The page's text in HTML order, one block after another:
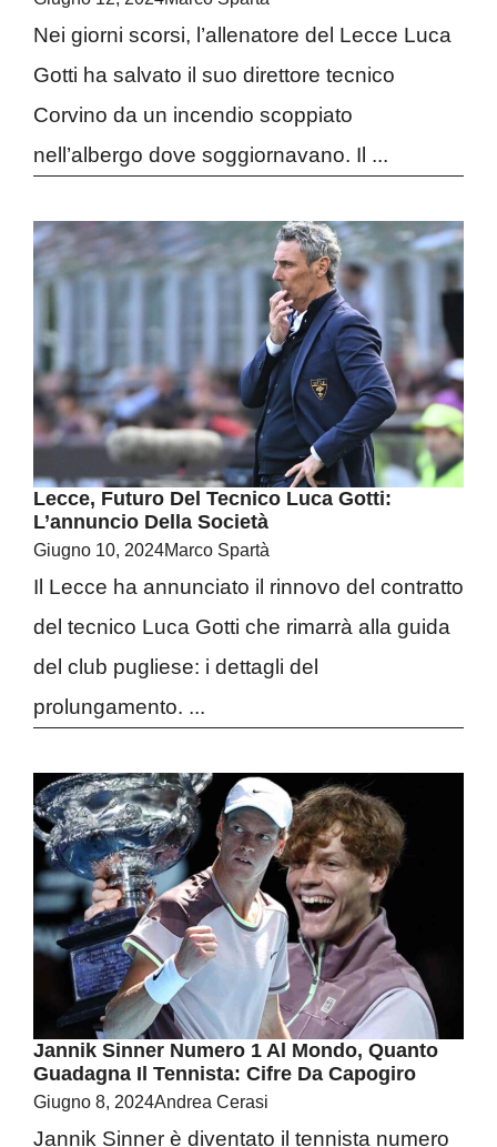
Nei giorni scorsi, l’allenatore del Lecce Luca
Gotti ha salvato il suo direttore tecnico
Corvino da un incendio scoppiato
nell’albergo dove soggiornavano. Il ...
Lecce, Futuro Del Tecnico Luca Gotti:
L’annuncio Della Società
Giugno 10, 2024Marco Spartà
Il Lecce ha annunciato il rinnovo del contratto
del tecnico Luca Gotti che rimarrà alla guida
del club pugliese: i dettagli del
prolungamento. ...
Jannik Sinner Numero 1 Al Mondo, Quanto
Guadagna Il Tennista: Cifre Da Capogiro
Giugno 8, 2024Andrea Cerasi
Jannik Sinner è diventato il tennista numero